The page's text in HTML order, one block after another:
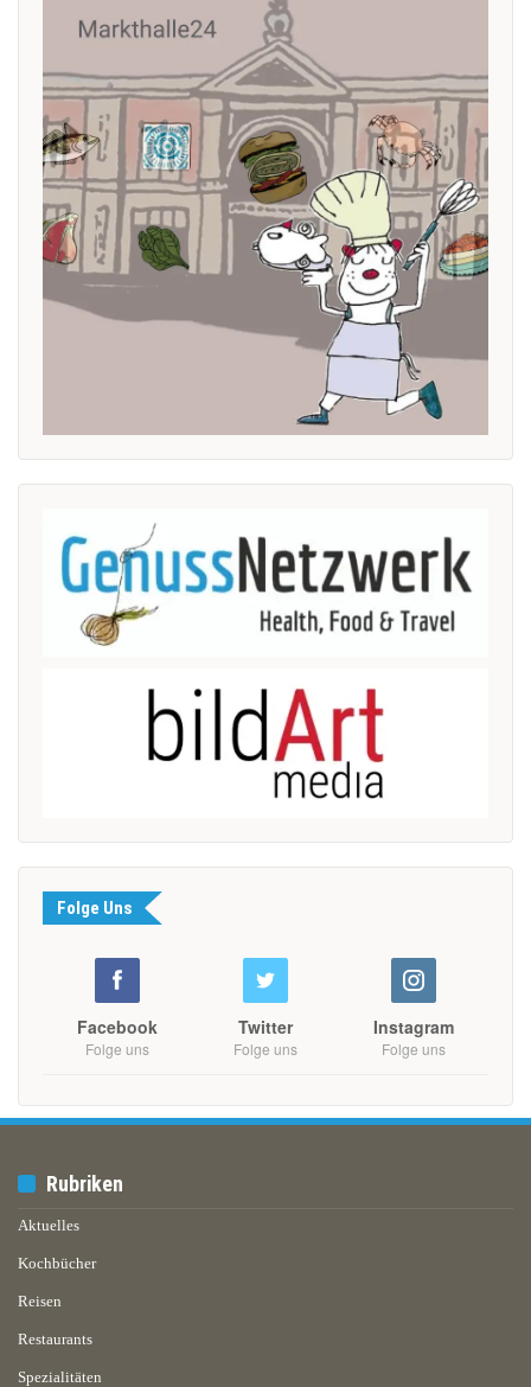
Folge Uns
Facebook
Folge uns
Twitter
Folge uns
Instagram
Folge uns
Rubriken
Aktuelles
Kochbücher
Reisen
Restaurants
Spezialitäten